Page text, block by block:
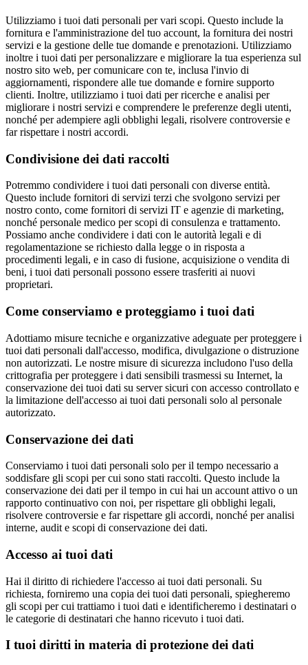
Utilizziamo i tuoi dati personali per vari scopi. Questo include la
fornitura e l'amministrazione del tuo account, la fornitura dei nostri
servizi e la gestione delle tue domande e prenotazioni. Utilizziamo
inoltre i tuoi dati per personalizzare e migliorare la tua esperienza sul
nostro sito web, per comunicare con te, inclusa l'invio di
aggiornamenti, rispondere alle tue domande e fornire supporto
clienti. Inoltre, utilizziamo i tuoi dati per ricerche e analisi per
migliorare i nostri servizi e comprendere le preferenze degli utenti,
nonché per adempiere agli obblighi legali, risolvere controversie e
far rispettare i nostri accordi.
Condivisione dei dati raccolti
Potremmo condividere i tuoi dati personali con diverse entità.
Questo include fornitori di servizi terzi che svolgono servizi per
nostro conto, come fornitori di servizi IT e agenzie di marketing,
nonché personale medico per scopi di consulenza e trattamento.
Possiamo anche condividere i dati con le autorità legali e di
regolamentazione se richiesto dalla legge o in risposta a
procedimenti legali, e in caso di fusione, acquisizione o vendita di
beni, i tuoi dati personali possono essere trasferiti ai nuovi
proprietari.
Come conserviamo e proteggiamo i tuoi dati
Adottiamo misure tecniche e organizzative adeguate per proteggere i
tuoi dati personali dall'accesso, modifica, divulgazione o distruzione
non autorizzati. Le nostre misure di sicurezza includono l'uso della
crittografia per proteggere i dati sensibili trasmessi su Internet, la
conservazione dei tuoi dati su server sicuri con accesso controllato e
la limitazione dell'accesso ai tuoi dati personali solo al personale
autorizzato.
Conservazione dei dati
Conserviamo i tuoi dati personali solo per il tempo necessario a
soddisfare gli scopi per cui sono stati raccolti. Questo include la
conservazione dei dati per il tempo in cui hai un account attivo o un
rapporto continuativo con noi, per rispettare gli obblighi legali,
risolvere controversie e far rispettare gli accordi, nonché per analisi
interne, audit e scopi di conservazione dei dati.
Accesso ai tuoi dati
Hai il diritto di richiedere l'accesso ai tuoi dati personali. Su
richiesta, forniremo una copia dei tuoi dati personali, spiegheremo
gli scopi per cui trattiamo i tuoi dati e identificheremo i destinatari o
le categorie di destinatari che hanno ricevuto i tuoi dati.
I tuoi diritti in materia di protezione dei dati